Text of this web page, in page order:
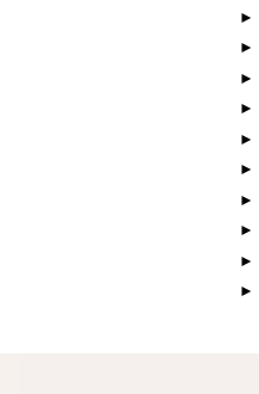
►
►
►
►
►
►
►
►
►
►